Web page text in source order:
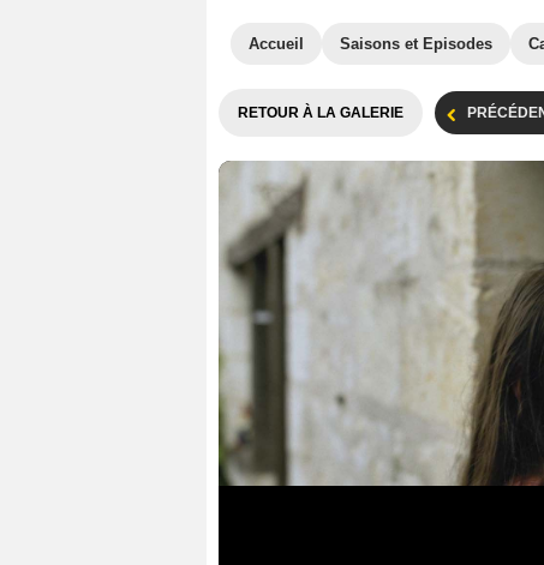
Accueil Saisons et Episodes
RETOUR À LA GALERIE